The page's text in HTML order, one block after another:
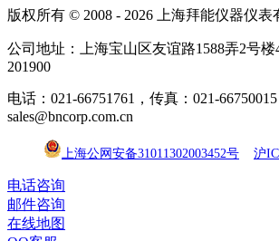
版权所有 © 2008 - 2026 上海拜能仪器仪表
公司地址：上海宝山区友谊路1588弄2号楼
201900
电话：021-66751761，传真：021-66750015
sales@bncorp.com.cn
上海公网安备31011302003452号 沪
电话咨询
邮件咨询
在线地图